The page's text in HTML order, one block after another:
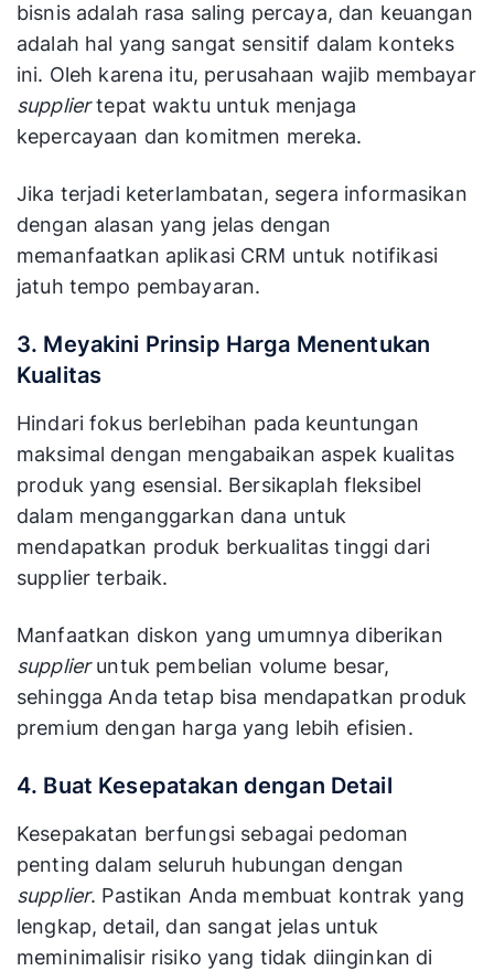
bisnis adalah rasa saling percaya, dan keuangan
adalah hal yang sangat sensitif dalam konteks
ini. Oleh karena itu, perusahaan wajib membayar
suppliertepat waktu untuk menjaga
kepercayaan dan komitmen mereka.
Jika terjadi keterlambatan, segera informasikan
dengan alasan yang jelas dengan
memanfaatkan aplikasi CRM untuk notifikasi
jatuh tempo pembayaran.
3. Meyakini Prinsip Harga Menentukan
Kualitas
Hindari fokus berlebihan pada keuntungan
maksimal dengan mengabaikan aspek kualitas
produk yang esensial. Bersikaplah fleksibel
dalam menganggarkan dana untuk
mendapatkan produk berkualitas tinggi dari
supplier terbaik.
Manfaatkan diskon yang umumnya diberikan
supplieruntuk pembelian volume besar,
sehingga Anda tetap bisa mendapatkan produk
premium dengan harga yang lebih efisien.
4. Buat Kesepatakan dengan Detail
Kesepakatan berfungsi sebagai pedoman
penting dalam seluruh hubungan dengan
supplier. Pastikan Anda membuat kontrak yang
lengkap, detail, dan sangat jelas untuk
meminimalisir risiko yang tidak diinginkan di